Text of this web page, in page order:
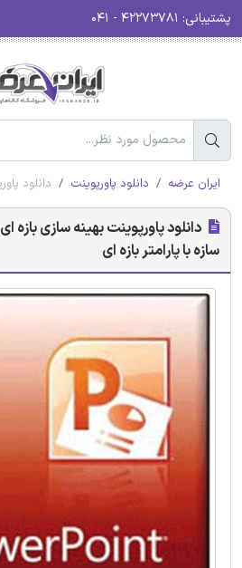
پشتیبانی:
ایران عرضه دانلود پاورپوینت دانلود
دانلود پاورپوینت بهینه سازی بازه
سازه با پارامتر بازه ای